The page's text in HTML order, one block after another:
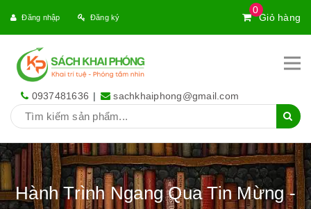
0
Giỏ hàng
Đăng nhập Đăng ký
0937481636 | sachkhaiphong@gmail.com
Hành Trình Ngang Qua Tin Mừng -